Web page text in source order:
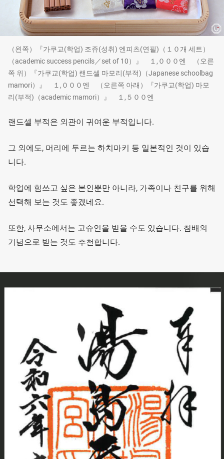
（왼쪽）『가쿠교(학업) 조쥬(성취) 엔피츠(연필)（１０개 세트）
（academic success pencils／set of 10）』 １,０００엔 （오른
쪽 위）『가쿠교(학업) 랜드셀 마모리(부적)（Japanese schoolbag
mamori）』 １,０００엔 （오른쪽 아래）『가쿠교(학업) 마모
리(부적)（academic mamori）』 １,５００엔
랜드셀 부적은 외관이 귀여운 부적입니다.
그 외에도, 머리에 두르는 하치마키 등 일본적인 것이 있습
니다.
학업에 힘쓰고 싶은 본인뿐만 아니라, 가족이나 친구를 위해
선택해 보는 것도 좋겠네요.
또한, 사무소에서는 고슈인을 받을 수도 있습니다. 참배의
기념으로 받는 것도 추천합니다.